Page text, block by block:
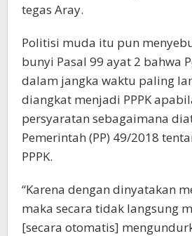
tegas Aray.
Politisi muda itu pun
bunyi Pasal 99 ayat 2 bahwa
dalam jangka waktu paling
diangkat menjadi PPPK
persyaratan sebagaimana
Pemerintah (PP) 49/2018
PPPK.
“Karena dengan dinyatakan
maka secara tidak langsung
[secara otomatis]